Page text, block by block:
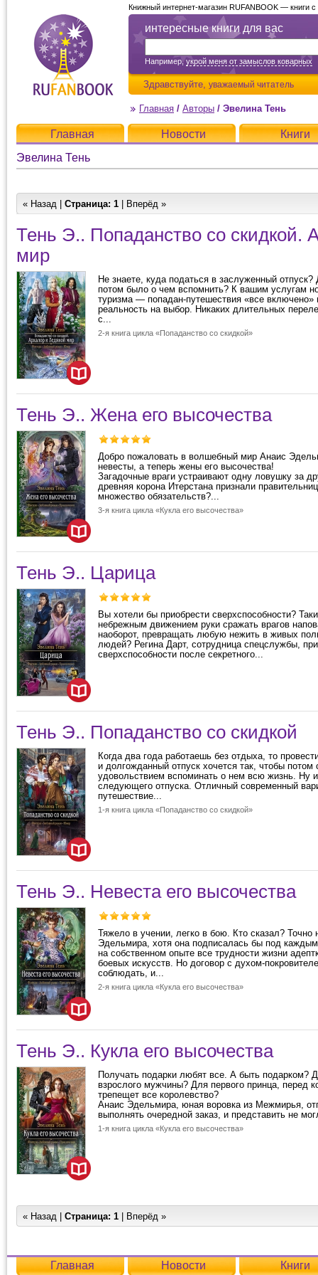
интересные книги для вас
Например,укрой меня от замыслов коварных
Здравствуйте, уважаемый читатель
Книжный интернет-магазин RUFANBOOK — книги
Главная / Авторы / Эвелина Тень
Главная Новости
Книги
Эвелина Тень
« Назад | Страница: 1 | Вперёд »
Тень Э.. Попаданство со скидкой.
мир
Не знаете, куда податься в заслуженный отпуск?
потом было о чем вспомнить? К вашим услугам
туризма — попадан-путешествия «все
реальность на выбор. Никаких длительных
с...
2-я книга цикла «Попаданство со скидкой»
Тень Э.. Жена его высочества
Добро пожаловать в волшебный мир Анаис
невесты, а теперь жены его высочества!
Загадочные враги устраивают одну ловушку за
древняя корона Итерстана признали
множество обязательств?...
3-я книга цикла «Кукла его высочества»
Тень Э.. Царица
Вы хотели бы приобрести сверхспособности?
небрежным движением руки сражать врагов
наоборот, превращать любую нежить в живых
людей? Регина Дарт, сотрудница спецслужбы,
сверхспособности после секретного...
Тень Э.. Попаданство со скидкой
Когда два года работаешь без отдыха, то
и долгожданный отпуск хочется так, чтобы потом
удовольствием вспоминать о нем всю жизнь. Ну
следующего отпуска. Отличный современный
путешествие...
1-я книга цикла «Попаданство со скидкой»
Тень Э.. Невеста его высочества
Тяжело в учении, легко в бою. Кто сказал? Точно
Эдельмира, хотя она подписалась бы под
на собственном опыте все трудности жизни
боевых искусств. Но договор с духом-
соблюдать, и...
2-я книга цикла «Кукла его высочества»
Тень Э.. Кукла его высочества
Получать подарки любят все. А быть подарком?
взрослого мужчины? Для первого принца, перед
трепещет все королевство?
Анаис Эдельмира, юная воровка из Межмирья,
выполнять очередной заказ, и представить не
1-я книга цикла «Кукла его высочества»
« Назад | Страница: 1 | Вперёд »
Главная Новости Книги